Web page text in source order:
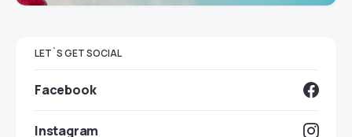
LET`S GET SOCIAL
Facebook
Instagram